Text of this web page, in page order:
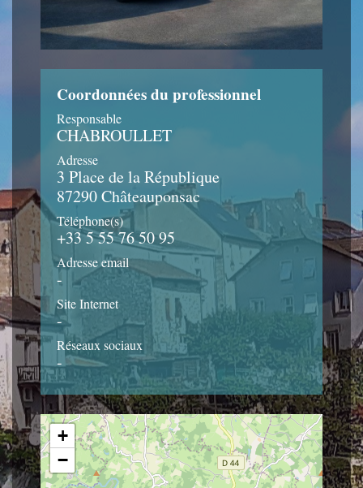
Coordonnées du professionnel
Responsable
CHABROULLET
Adresse
3 Place de la République
87290 Châteauponsac
Téléphone(s)
+33 5 55 76 50 95
Adresse email
-
Site Internet
-
Réseaux sociaux
-
+
−